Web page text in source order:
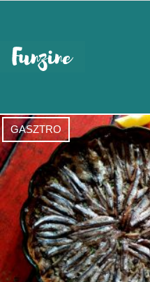
török konyha
GASZTRO